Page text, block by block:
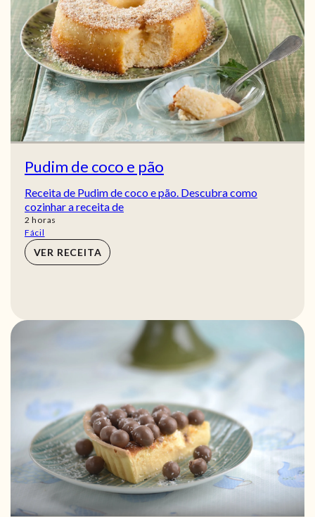
Pudim de coco e pão
Receita de Pudim de coco e pão. Descubra como
cozinhar a receita de
2 horas
horas
Fácil
VER RECEITA